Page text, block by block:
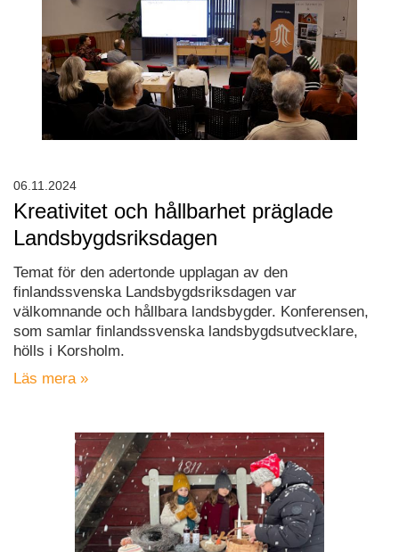
Kreativitet och hållbarhet präglade
Landsbygdsriksdagen
Temat för den adertonde upplagan av den
finlandssvenska Landsbygdsriksdagen var
välkomnande och hållbara landsbygder. Konferensen,
som samlar finlandssvenska landsbygdsutvecklare,
hölls i Korsholm.
Läs mera »
06.11.2024